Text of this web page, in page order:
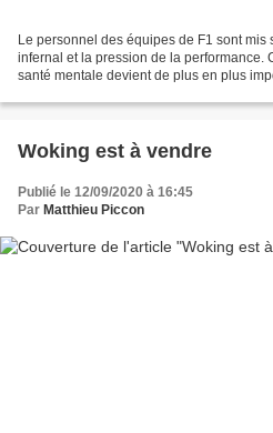
Le personnel des équipes de F1 sont
infernal et la pression de la performance.
santé mentale devient de plus en plus
Woking est à vendre
Publié le 12/09/2020 à 16:45
Par Matthieu Piccon